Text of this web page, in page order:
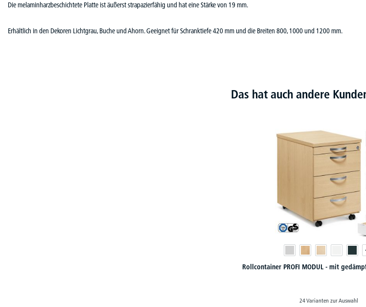
Die melaminharzbeschichtete Platte ist äußerst strapazierfähig und hat eine Stärke von 19 mm.
Erhältlich in den Dekoren Lichtgrau, Buche und Ahorn. Geeignet für Schranktiefe 420 mm und die Breiten 800, 1000 und 1200 mm.
Das hat auch andere